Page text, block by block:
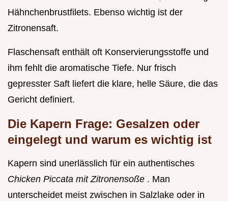
Hähnchenbrustfilets. Ebenso wichtig ist der
Zitronensaft.
Flaschensaft enthält oft Konservierungsstoffe und
ihm fehlt die aromatische Tiefe. Nur frisch
gepresster Saft liefert die klare, helle Säure, die das
Gericht definiert.
Die Kapern Frage: Gesalzen oder
eingelegt und warum es wichtig ist
Kapern sind unerlässlich für ein authentisches
Chicken Piccata mit Zitronensoße . Man
unterscheidet meist zwischen in Salzlake oder in